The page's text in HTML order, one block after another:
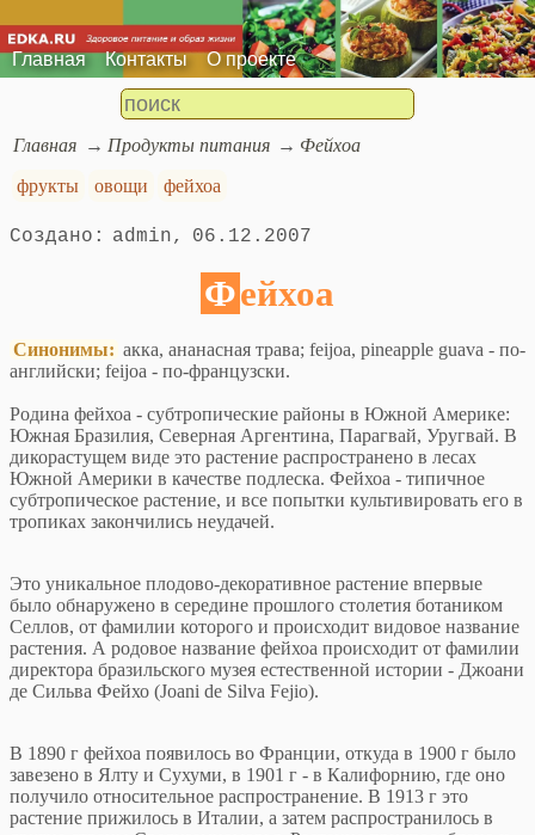
Главная Контакты О проекте
Главная Продукты питания
Фейхоа
фрукты
овощи фейхоа
admin 06.12.2007
Фейхоа
Синонимы: акка, ананасная трава; feijoa, pineapple guava - по-
английски; feijoa - по-французски.
Родина фейхоа - субтропические районы в Южной Америке:
Южная Бразилия, Северная Аргентина, Парагвай, Уругвай. В
дикорастущем виде это растение распространено в лесах
Южной Америки в качестве подлеска. Фейхоа - типичное
субтропическое растение, и все попытки культивировать его в
тропиках закончились неудачей.
Это уникальное плодово-декоративное растение впервые
было обнаружено в середине прошлого столетия ботаником
Селлов, от фамилии которого и происходит видовое название
растения. А родовое название фейхоа происходит от фамилии
директора бразильского музея естественной истории - Джоани
де Сильва Фейхо (Joani de Silva Fejio).
В 1890 г фейхоа появилось во Франции, откуда в 1900 г было
завезено в Ялту и Сухуми, в 1901 г - в Калифорнию, где оно
получило относительное распространение. В 1913 г это
растение прижилось в Италии, а затем распространилось в